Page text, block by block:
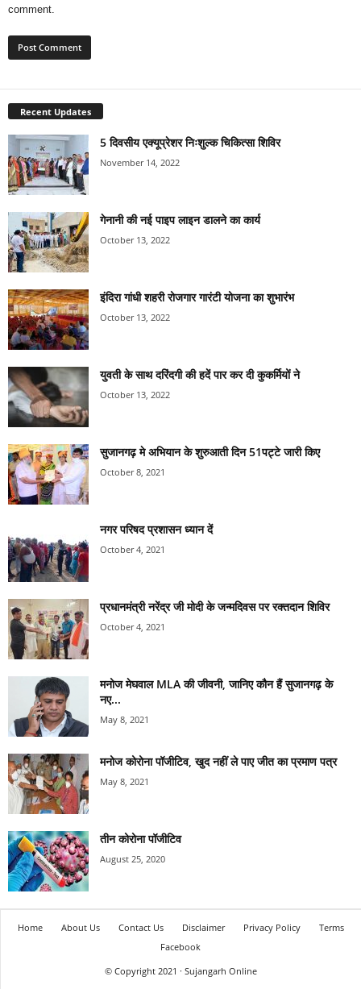
comment.
Recent Updates
5 दिवसीय एक्यूप्रेशर निःशुल्क चिकित्सा शिविर
November 14, 2022
गेनानी की नई पाइप लाइन डालने का कार्य
October 13, 2022
इंदिरा गांधी शहरी रोजगार गारंटी योजना का शुभारंभ
October 13, 2022
युवती के साथ दरिंदगी की हदें पार कर दी कुकर्मियों ने
October 13, 2022
सुजानगढ़ मे अभियान के शुरुआती दिन 51पट्टे जारी किए
October 8, 2021
नगर परिषद प्रशासन ध्यान दें
October 4, 2021
प्रधानमंत्री नरेंद्र जी मोदी के जन्मदिवस पर रक्तदान शिविर
October 4, 2021
मनोज मेघवाल MLA की जीवनी, जानिए कौन हैं सुजानगढ़ के
नए...
May 8, 2021
मनोज कोरोना पॉजीटिव, खुद नहीं ले पाए जीत का प्रमाण पत्र
May 8, 2021
तीन कोरोना पॉजीटिव
August 25, 2020
Home About Us Contact Us Disclaimer Privacy Policy
Terms
Facebook
© Copyright 2021 · Sujangarh Online